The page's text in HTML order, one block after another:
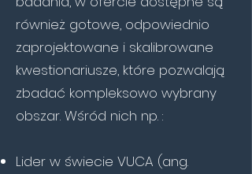
również gotowe, odpowiednio
zaprojektowane i skalibrowane
kwestionariusze, które pozwalają
zbadać kompleksowo wybrany
obszar. Wśród nich np. :
Lider w świecie VUCA (ang.